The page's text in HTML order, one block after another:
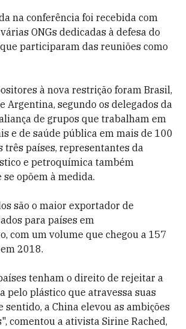
na conferência foi recebida com
ONGs dedicadas à defesa do
participaram das reuniões como
à nova restrição foram Brasil,
Argentina, segundo os delegados da
de grupos que trabalham em
e de saúde pública em mais de 100
três países, representantes da
e petroquímica também
opõem à medida.
são o maior exportador de
para países em
com um volume que chegou a 157
2018.
tenham o direito de rejeitar a
pelo plástico que atravessa suas
sentido, a China elevou as ambições
comentou a ativista Sirine Rached,